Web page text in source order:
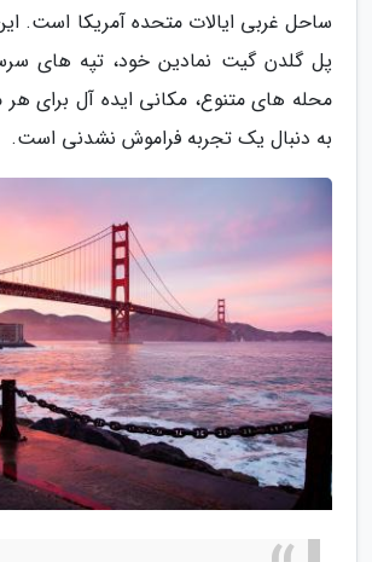
ساحل غربی ایالات متحده آمریکا است.
پل گلدن گیت نمادین خود، تپه های
محله های متنوع، مکانی ایده آل برای
به دنبال یک تجربه فراموش نشدنی است.